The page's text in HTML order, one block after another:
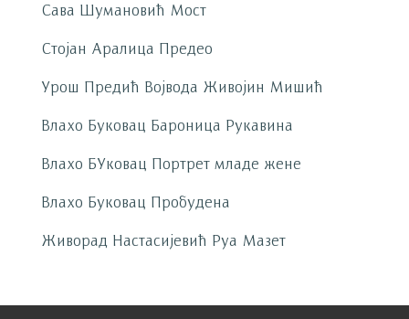
Сава Шумановић Мост
Стојан Аралица Предео
Урош Предић Војвода Живојин Мишић
Влахо Буковац Бароница Рукавина
Влахо БУковац Портрет младе жене
Влахо Буковац Пробудена
Живорад Настасијевић Руа Мазет